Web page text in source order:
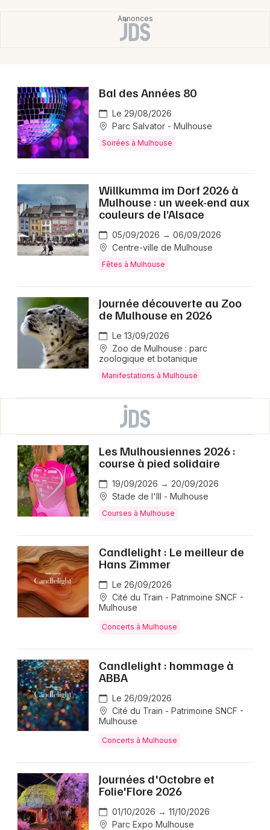
Bal des Années 80
Le 29/08/2026
Parc Salvator - Mulhouse
Soirées à Mulhouse
Willkumma im Dorf 2026 à
Mulhouse : un week-end aux
couleurs de l’Alsace
05/09/2026 → 06/09/2026
Centre-ville de Mulhouse
Fêtes à Mulhouse
Journée découverte au Zoo
de Mulhouse en 2026
Le 13/09/2026
Zoo de Mulhouse : parc
zoologique et botanique
Manifestations à Mulhouse
Les Mulhousiennes 2026 :
course à pied solidaire
19/09/2026 → 20/09/2026
Stade de l'Ill - Mulhouse
Courses à Mulhouse
Candlelight : Le meilleur de
Hans Zimmer
Le 26/09/2026
Cité du Train - Patrimoine SNCF -
Mulhouse
Concerts à Mulhouse
Candlelight : hommage à
ABBA
Le 26/09/2026
Cité du Train - Patrimoine SNCF -
Mulhouse
Concerts à Mulhouse
Journées d'Octobre et
Folie'Flore 2026
01/10/2026 → 11/10/2026
Parc Expo Mulhouse